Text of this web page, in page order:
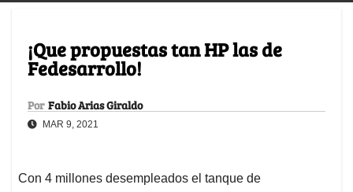
¡Que propuestas tan HP las de
Fedesarrollo!
Por Fabio Arias Giraldo
MAR 9, 2021
Con 4 millones desempleados el tanque de